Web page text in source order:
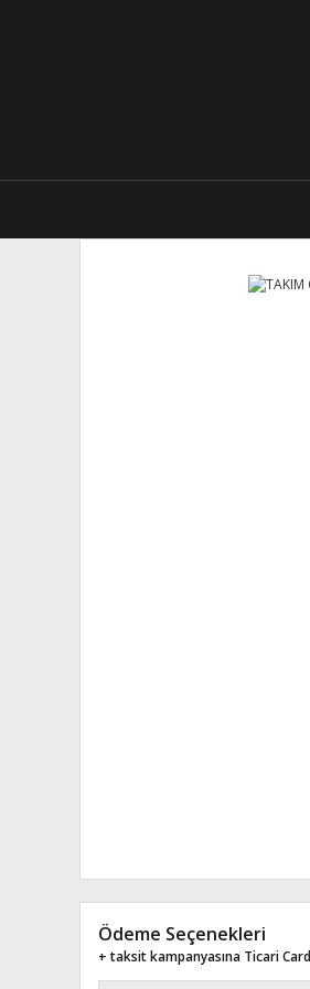
Ödeme Seçenekleri
+ taksit kampanyasına Ticari